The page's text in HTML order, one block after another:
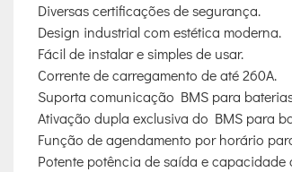
Diversas certificações de segurança.
Design industrial com estética moderna.
Fácil de instalar e simples de usar.
Corrente de carregamento de até 260A.
Suporta comunicação BMS para
Ativação dupla exclusiva do BMS para
Função de agendamento por horário
Potente potência de saída e capacidade